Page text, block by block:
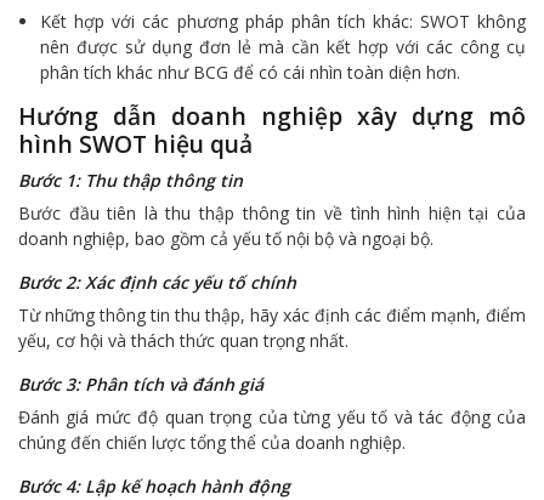
Kết hợp với các phương pháp phân tích khác: SWOT không
nên được sử dụng đơn lẻ mà cần kết hợp với các công cụ
phân tích khác như BCG để có cái nhìn toàn diện hơn.
Hướng dẫn doanh nghiệp xây dựng mô
hình SWOT hiệu quả
Bước 1: Thu thập thông tin
Bước đầu tiên là thu thập thông tin về tình hình hiện tại của
doanh nghiệp, bao gồm cả yếu tố nội bộ và ngoại bộ.
Bước 2: Xác định các yếu tố chính
Từ những thông tin thu thập, hãy xác định các điểm mạnh, điểm
yếu, cơ hội và thách thức quan trọng nhất.
Bước 3: Phân tích và đánh giá
Đánh giá mức độ quan trọng của từng yếu tố và tác động của
chúng đến chiến lược tổng thể của doanh nghiệp.
Bước 4: Lập kế hoạch hành động